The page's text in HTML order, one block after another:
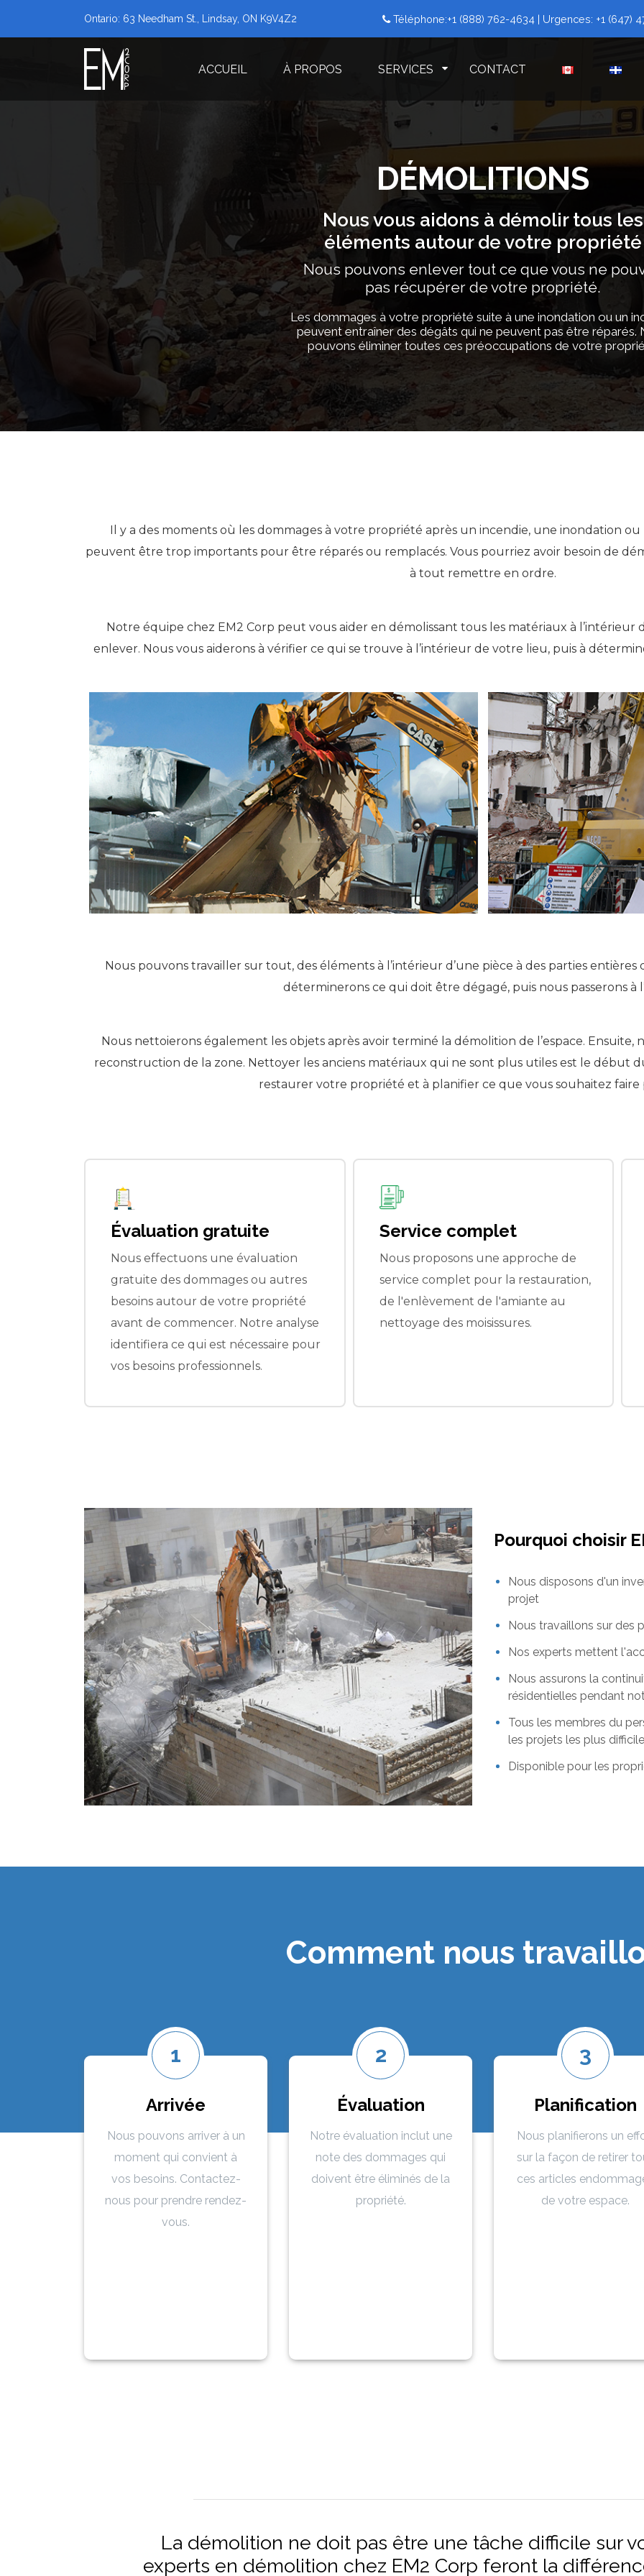
Ontario: 63 Needham St., Lindsay, ON K9V4Z2 Téléphone:+1 (888) 762-4634 | Urgences: +1 (647)
ACCUEIL À PROPOS SERVICES CONTACT
DÉMOLITIONS
Nous vous aidons à démolir tous les
éléments autour de votre propriété
Nous pouvons enlever tout ce que vous ne
pas récupérer de votre propriété.
Les dommages à votre propriété suite à une inondation ou un
peuvent entraîner des dégâts qui ne peuvent pas être réparés.
pouvons éliminer toutes ces préoccupations de votre
Il y a des moments où les dommages à votre propriété après un incendie, une inondation
peuvent être trop importants pour être réparés ou remplacés. Vous pourriez avoir besoin de
à tout remettre en ordre.
Notre équipe chez EM2 Corp peut vous aider en démolissant tous les matériaux à
enlever. Nous vous aiderons à vérifier ce qui se trouve à l’intérieur de votre lieu, puis à
Nous pouvons travailler sur tout, des éléments à l’intérieur d’une pièce à des parties
déterminerons ce qui doit être dégagé, puis nous passerons à
Nous nettoierons également les objets après avoir terminé la démolition de l’espace.
reconstruction de la zone. Nettoyer les anciens matériaux qui ne sont plus utiles est le début
restaurer votre propriété et à planifier ce que vous souhaitez faire
Service complet
Nous proposons une approche de
service complet pour la restauration,
de l'enlèvement de l'amiante au
nettoyage des moisissures.
Facturation pratique
Nous pouvons facturer votre
fournisseur d'assurance pour
simplifier au maximum les frais.
Pourquoi choisir
Nous disposons d'un
projet
Nous travaillons sur des
Nos experts mettent
Nous assurons la
résidentielles pendant
Tous les membres du
les projets les plus
Disponible pour les
Comment nous
1
Arrivée
Nous pouvons arriver à un
moment qui convient à
vos besoins. Contactez-
nous pour prendre rendez-
vous.
2
Évaluation
Notre évaluation inclut une
note des dommages qui
doivent être éliminés de la
propriété.
3
Planification
Nous planifierons un
sur la façon de retirer
ces articles
de votre espace.
La démolition ne doit pas être une tâche difficile sur
experts en démolition chez EM2 Corp feront la